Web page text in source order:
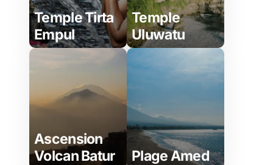
Temple Tirta
Empul
Temple
Uluwatu
Ascension
Volcan Batur
Plage Amed